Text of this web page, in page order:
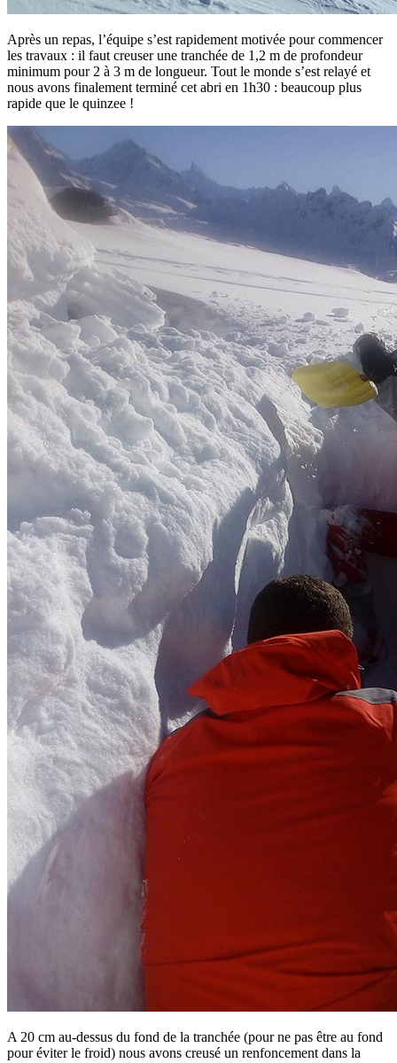
Après un repas, l’équipe s’est rapidement motivée pour commencer
les travaux : il faut creuser une tranchée de 1,2 m de profondeur
minimum pour 2 à 3 m de longueur. Tout le monde s’est relayé et
nous avons finalement terminé cet abri en 1h30 : beaucoup plus
rapide que le quinzee !
A 20 cm au-dessus du fond de la tranchée (pour ne pas être au fond
pour éviter le froid) nous avons creusé un renfoncement dans la